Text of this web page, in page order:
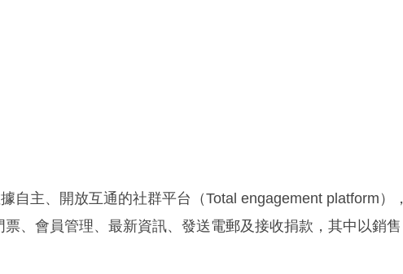
自主、開放互通的社群平台（Total engagement platform），
、會員管理、最新資訊、發送電郵及接收捐款，其中以銷售